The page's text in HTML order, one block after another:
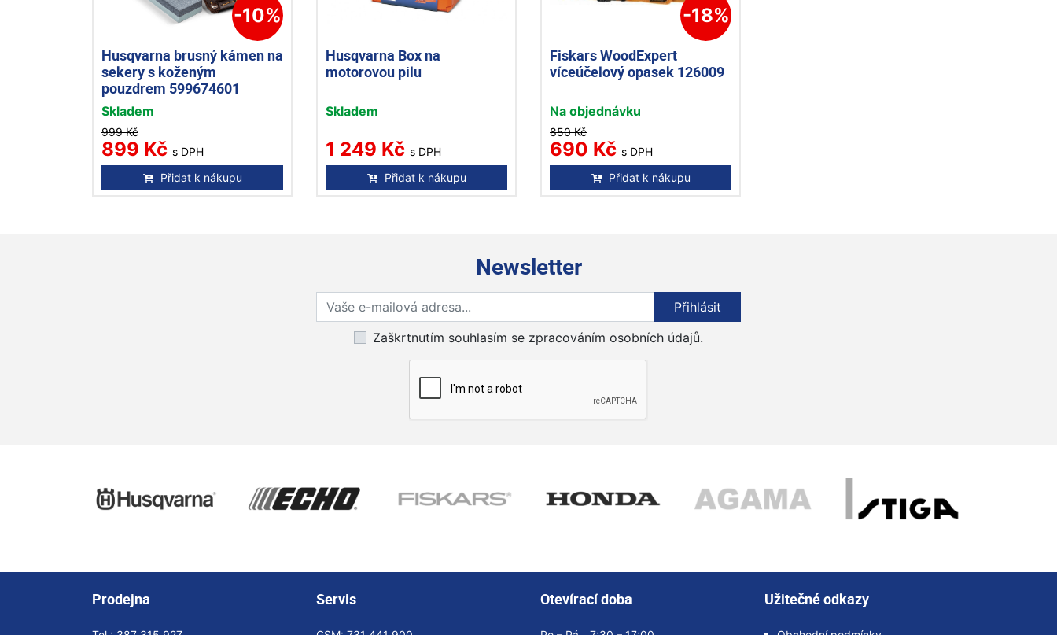
-10%
Husqvarna brusný kámen na
sekery s koženým
pouzdrem 599674601
Skladem
999 Kč
899 Kč s DPH
Přidat k nákupu
Husqvarna Box na
motorovou pilu
Skladem
1 249 Kč s DPH
Přidat k nákupu
-18%
Fiskars WoodExpert
víceúčelový opasek 126009
Na objednávku
850 Kč
690 Kč s DPH
Přidat k nákupu
Newsletter
Přihlaste se k odběru novinek
Přihlásit
Zaškrtnutím souhlasím se zpracováním osobních údajů.
Prodejna Servis Otevírací doba Užitečné odkazy